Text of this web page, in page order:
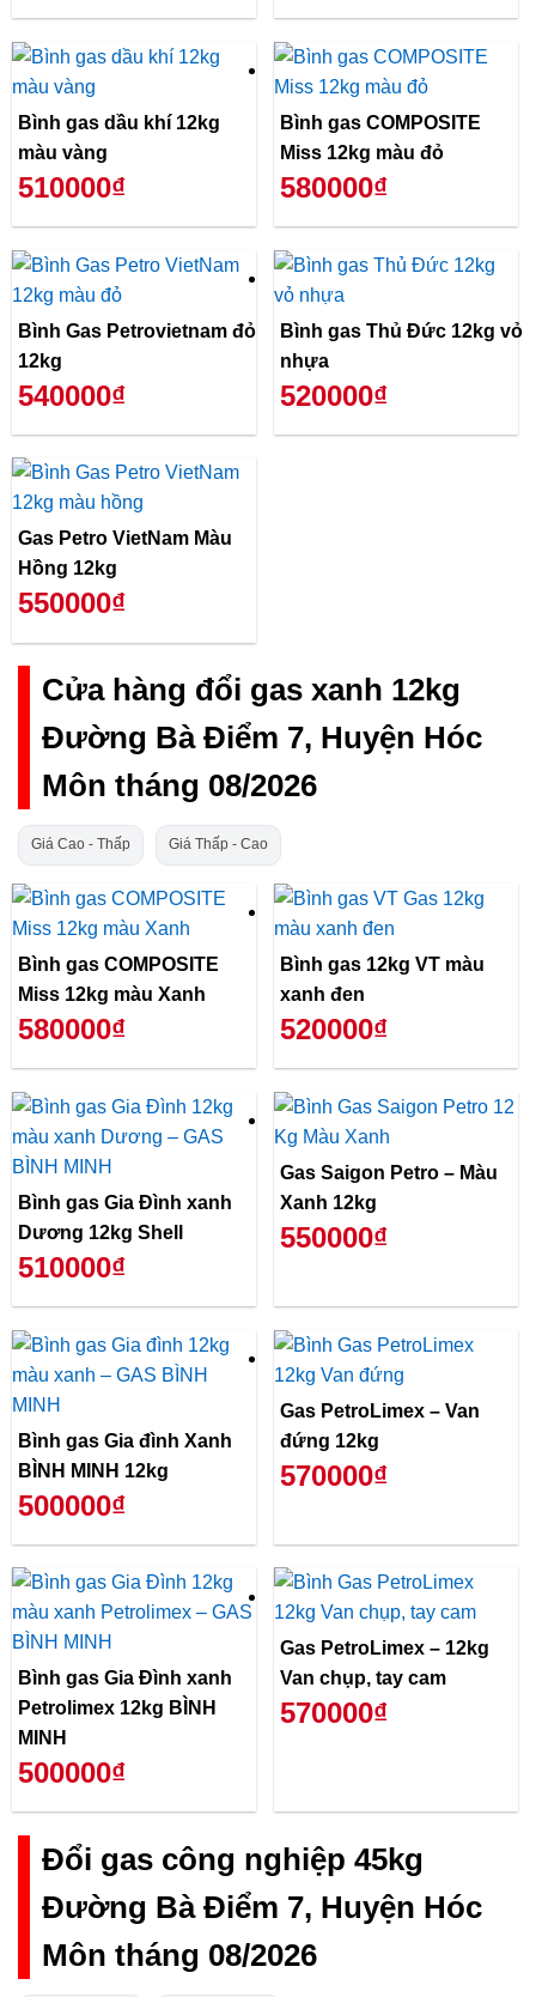
Bình gas dầu khí 12kg
màu vàng
510000₫
Bình gas COMPOSITE
Miss 12kg màu đỏ
580000₫
Bình Gas Petrovietnam đỏ
12kg
540000₫
Bình gas Thủ Đức 12kg vỏ
nhựa
520000₫
Gas Petro VietNam Màu
Hồng 12kg
550000₫
Cửa hàng đổi gas xanh 12kg
Đường Bà Điểm 7, Huyện Hóc
Môn tháng 08/2026
Giá Cao - Thấp Giá Thấp - Cao
Bình gas COMPOSITE
Miss 12kg màu Xanh
580000₫
Bình gas 12kg VT màu
xanh đen
520000₫
Bình gas Gia Đình xanh
Dương 12kg Shell
510000₫
Gas Saigon Petro – Màu
Xanh 12kg
550000₫
Bình gas Gia đình Xanh
BÌNH MINH 12kg
500000₫
Gas PetroLimex – Van
đứng 12kg
570000₫
Bình gas Gia Đình xanh
Petrolimex 12kg BÌNH
MINH
500000₫
Gas PetroLimex – 12kg
Van chụp, tay cam
570000₫
Đổi gas công nghiệp 45kg
Đường Bà Điểm 7, Huyện Hóc
Môn tháng 08/2026